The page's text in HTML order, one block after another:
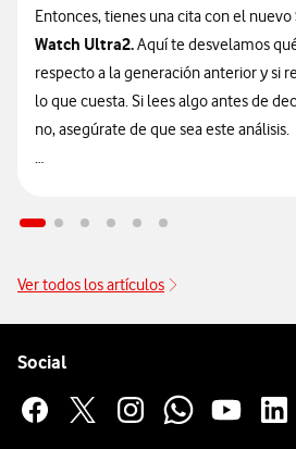
Entonces, tienes una cita con el nuevo
Watch Ultra2.Aquí te desvelamos
respecto a la generación anterior y si
lo que cuesta. Si lees algo antes de
no, asegúrate de que sea este análisis.
Galaxy Watch Ultra2 financiado
Ver todos los artículos
Social